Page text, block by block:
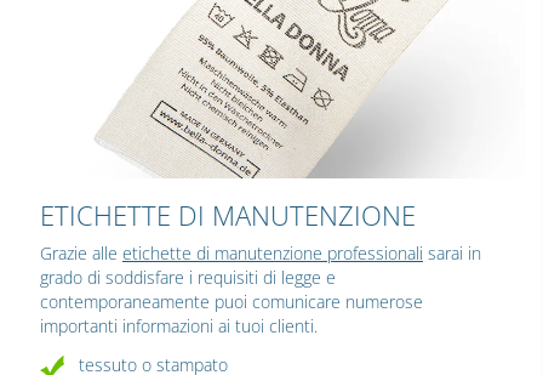
ETICHETTE DI MANUTENZIONE
Grazie alle etichette di manutenzione professionali sarai in
grado di soddisfare i requisiti di legge e
contemporaneamente puoi comunicare numerose
importanti informazioni ai tuoi clienti.
tessuto o stampato